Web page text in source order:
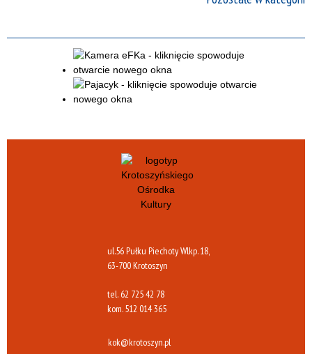
ul.56 Pułku Piechoty Wlkp. 18,
63-700 Krotoszyn
tel. 62 725 42 78
kom.512 014 365
kok@krotoszyn.pl